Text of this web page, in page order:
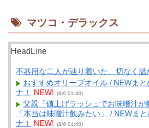
マツコ・デラックス
HeadLine
不器用な二人が辿り着いた、切なく温
おすすめオリーブオイル / NEWま
ナ！
NEW! (8/6 01:40)
父親「値上げラッシュでお味噌汁が
「本当は味噌汁飲みたい」 / NEWま
ナ！
NEW! (8/6 01:40)